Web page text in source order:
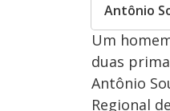
Antônio
Um
duas
Antônio
Regional